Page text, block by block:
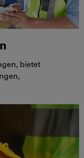
bietet